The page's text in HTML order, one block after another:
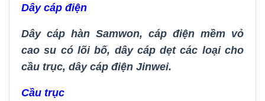
Dây cáp điện
Dây cáp hàn Samwon, cáp điện mềm vỏ
cao su có lõi bố, dây cáp dẹt các loại cho
cầu trục, dây cáp điện Jinwei.
Cầu trục